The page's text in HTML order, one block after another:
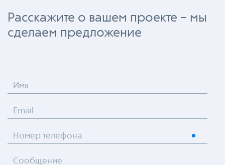
Расскажите о вашем проекте – мы
сделаем предложение
Имя
Email
Номер телефона
Сообщение